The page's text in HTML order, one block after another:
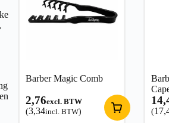
Barber Magic Comb
2,76excl. BTW
(3,34incl. BTW)
(